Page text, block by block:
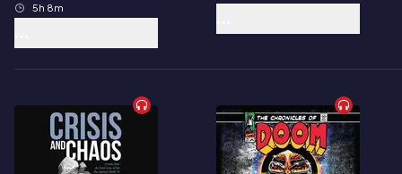
5h 8m